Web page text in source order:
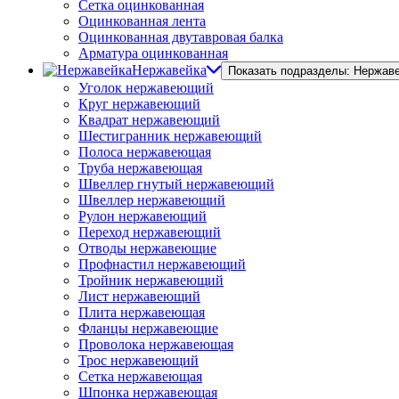
Сетка оцинкованная
Оцинкованная лента
Оцинкованная двутавровая балка
Арматура оцинкованная
Нержавейка
Показать подразделы:
Уголок нержавеющий
Круг нержавеющий
Квадрат нержавеющий
Шестигранник нержавеющий
Полоса нержавеющая
Труба нержавеющая
Швеллер гнутый нержавеющий
Швеллер нержавеющий
Рулон нержавеющий
Переход нержавеющий
Отводы нержавеющие
Профнастил нержавеющий
Тройник нержавеющий
Лист нержавеющий
Плита нержавеющая
Фланцы нержавеющие
Проволока нержавеющая
Трос нержавеющий
Сетка нержавеющая
Шпонка нержавеющая